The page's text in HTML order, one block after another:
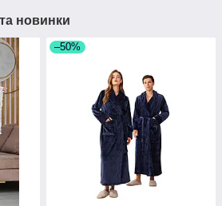
новинки
–50%